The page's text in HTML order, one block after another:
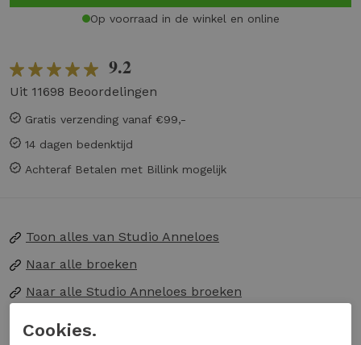
Op voorraad in de winkel en online
9.2
Uit 11698 Beoordelingen
Gratis verzending vanaf €99,-
14 dagen bedenktijd
Achteraf Betalen met Billink mogelijk
Toon alles van Studio Anneloes
Naar alle broeken
Naar alle Studio Anneloes broeken
Maak kennis met de Mariel balloon trousers van
Cookies.